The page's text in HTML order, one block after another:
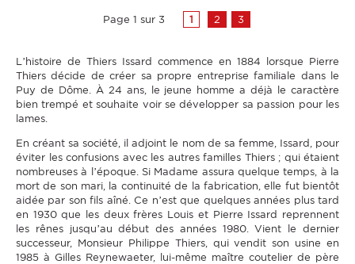
Page 1 sur 3 1 2 3
L’histoire de Thiers Issard commence en 1884 lorsque Pierre
Thiers décide de créer sa propre entreprise familiale dans le
Puy de Dôme. À 24 ans, le jeune homme a déjà le caractère
bien trempé et souhaite voir se développer sa passion pour les
lames.
En créant sa société, il adjoint le nom de sa femme, Issard, pour
éviter les confusions avec les autres familles Thiers ; qui étaient
nombreuses à l’époque. Si Madame assura quelque temps, à la
mort de son mari, la continuité de la fabrication, elle fut bientôt
aidée par son fils aîné. Ce n’est que quelques années plus tard
en 1930 que les deux frères Louis et Pierre Issard reprennent
les rênes jusqu’au début des années 1980. Vient le dernier
successeur, Monsieur Philippe Thiers, qui vendit son usine en
1985 à Gilles Reynewaeter, lui-même maître coutelier de père